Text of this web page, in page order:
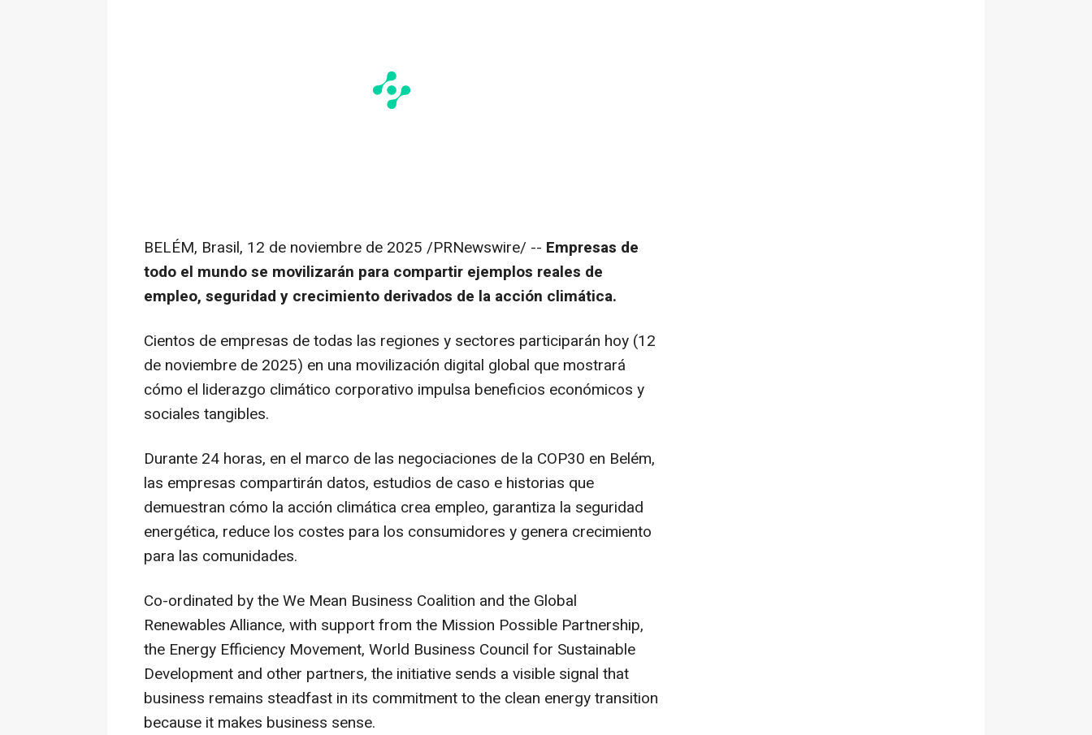
BELÉM, Brasil, 12 de noviembre de 2025 /PRNewswire/ -- Empresas de
todo el mundo se movilizarán para compartir ejemplos reales de
empleo, seguridad y crecimiento derivados de la acción climática.
Cientos de empresas de todas las regiones y sectores participarán hoy (12
de noviembre de 2025) en una movilización digital global que mostrará
cómo el liderazgo climático corporativo impulsa beneficios económicos y
sociales tangibles.
Durante 24 horas, en el marco de las negociaciones de la COP30 en Belém,
las empresas compartirán datos, estudios de caso e historias que
demuestran cómo la acción climática crea empleo, garantiza la seguridad
energética, reduce los costes para los consumidores y genera crecimiento
para las comunidades.
Co-ordinated by the We Mean Business Coalition and the Global
Renewables Alliance, with support from the Mission Possible Partnership,
the Energy Efficiency Movement, World Business Council for Sustainable
Development and other partners, the initiative sends a visible signal that
business remains steadfast in its commitment to the clean energy transition
because it makes business sense.